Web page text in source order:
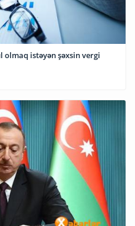
olmaq istəyən şəxsin vergi